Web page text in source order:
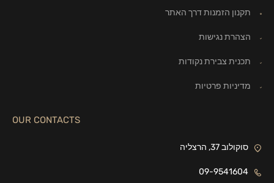
תקנון הזמנות דרך האתר
הצהרת נגישות
תכנית צבירת נקודות
מדיניות פרטיות
OUR CONTACTS
סוקולוב 37, הרצליה
09-9541604